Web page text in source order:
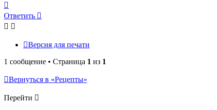
к
началу
Ответить
Версия для печати
1 сообщение • Страница 1 из 1
Вернуться в «Рецепты»
Перейти